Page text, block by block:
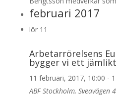
februari 2017
lör 11
Arbetarrörelsens
bygger vi ett
11 februari, 2017, 10:00 -
ABF Stockholm, Sveavägen